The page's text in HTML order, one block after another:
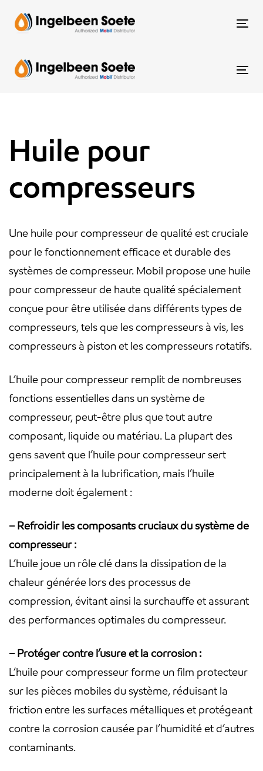
links
Huile pour
compresseurs
Une huile pour compresseur de qualité est cruciale
pour le fonctionnement efficace et durable des
systèmes de compresseur. Mobil propose une huile
pour compresseur de haute qualité spécialement
conçue pour être utilisée dans différents types de
compresseurs, tels que les compresseurs à vis, les
compresseurs à piston et les compresseurs rotatifs.
L’huile pour compresseur remplit de nombreuses
fonctions essentielles dans un système de
compresseur, peut-être plus que tout autre
composant, liquide ou matériau. La plupart des
gens savent que l’huile pour compresseur sert
principalement à la lubrification, mais l’huile
moderne doit également :
– Refroidir les composants cruciaux du système de
compresseur :
L’huile joue un rôle clé dans la dissipation de la
chaleur générée lors des processus de
compression, évitant ainsi la surchauffe et assurant
des performances optimales du compresseur.
– Protéger contre l’usure et la corrosion :
L’huile pour compresseur forme un film protecteur
sur les pièces mobiles du système, réduisant la
friction entre les surfaces métalliques et protégeant
contre la corrosion causée par l’humidité et d’autres
contaminants.